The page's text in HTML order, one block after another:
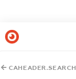
CAHEADER.SEARCH